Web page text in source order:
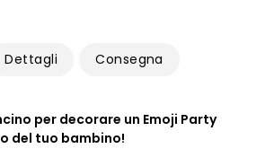
Dettagli Consegna
per decorare un Emoji Party
del tuo bambino!